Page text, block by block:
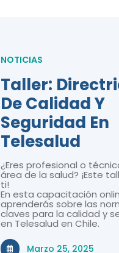
NOTICIAS
Taller:
De Calidad Y
Seguridad En
Telesalud
¿Eres profesional o
área de la salud? ¡Este
ti!
En esta capacitación
aprenderás sobre las
claves para la calidad y
en Telesalud en Chile.
Marzo 25, 2025